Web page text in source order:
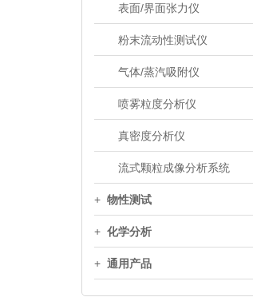
表面/界面张力仪
粉末流动性测试仪
气体/蒸汽吸附仪
喷雾粒度分析仪
真密度分析仪
流式颗粒成像分析系统
+ 物性测试
+ 化学分析
+ 通用产品